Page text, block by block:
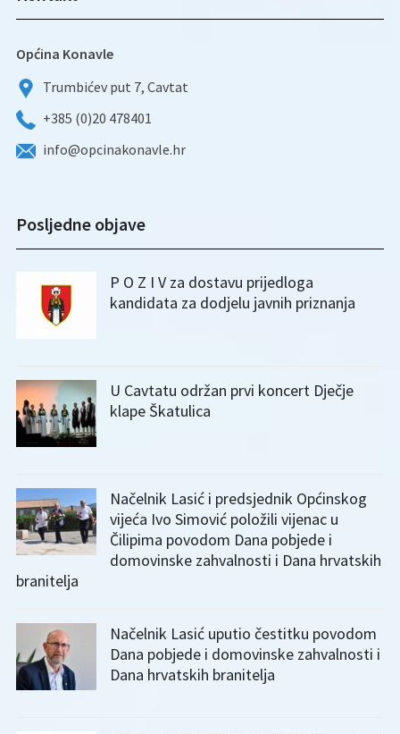
Općina Konavle
Trumbićev put 7, Cavtat
+385 (0)20 478401
info@opcinakonavle.hr
Posljedne objave
P O Z I V za dostavu prijedloga
kandidata za dodjelu javnih priznanja
U Cavtatu održan prvi koncert Dječje
klape Škatulica
Načelnik Lasić i predsjednik Općinskog
vijeća Ivo Simović položili vijenac u
Čilipima povodom Dana pobjede i
domovinske zahvalnosti i Dana hrvatskih
branitelja
Načelnik Lasić uputio čestitku povodom
Dana pobjede i domovinske zahvalnosti i
Dana hrvatskih branitelja